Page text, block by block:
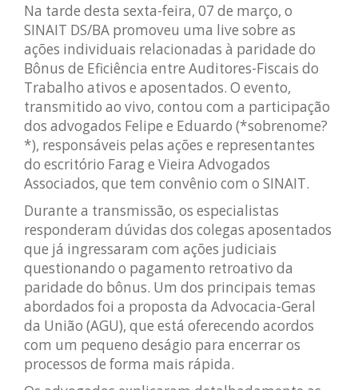
Na tarde desta sexta-feira, 07 de março, o
SINAIT DS/BA promoveu uma live sobre as
ações individuais relacionadas à paridade do
Bônus de Eficiência entre Auditores-Fiscais do
Trabalho ativos e aposentados. O evento,
transmitido ao vivo, contou com a participação
dos advogados Felipe e Eduardo (*sobrenome?
*), responsáveis pelas ações e representantes
do escritório Farag e Vieira Advogados
Associados, que tem convênio com o SINAIT.
Durante a transmissão, os especialistas
responderam dúvidas dos colegas aposentados
que já ingressaram com ações judiciais
questionando o pagamento retroativo da
paridade do bônus. Um dos principais temas
abordados foi a proposta da Advocacia-Geral
da União (AGU), que está oferecendo acordos
com um pequeno deságio para encerrar os
processos de forma mais rápida.